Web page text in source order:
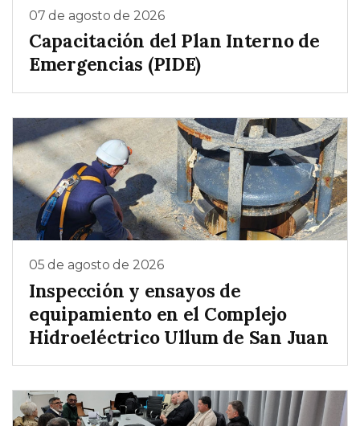
07 de agosto de 2026
Capacitación del Plan Interno de
Emergencias (PIDE)
05 de agosto de 2026
Inspección y ensayos de
equipamiento en el Complejo
Hidroeléctrico Ullum de San Juan